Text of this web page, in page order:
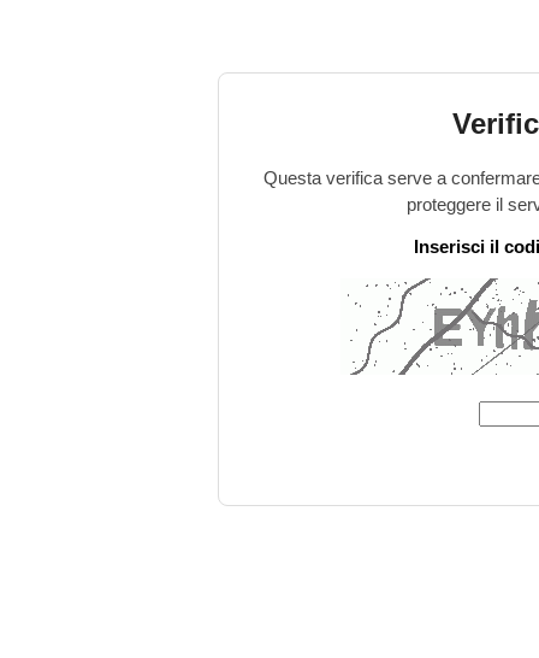
Questa verifica serve a
proteggere il
Inserisci il